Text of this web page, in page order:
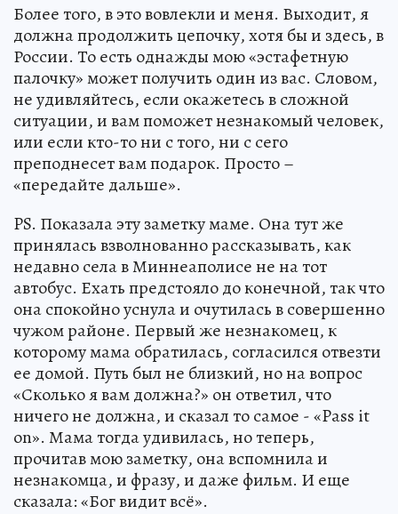
Более того, в это вовлекли и меня. Выходит, я
должна продолжить цепочку, хотя бы и здесь, в
России. То есть однажды мою «эстафетную
палочку» может получить один из вас. Словом,
не удивляйтесь, если окажетесь в сложной
ситуации, и вам поможет незнакомый человек,
или если кто-то ни с того, ни с сего
преподнесет вам подарок. Просто –
«передайте дальше».
PS. Показала эту заметку маме. Она тут же
принялась взволнованно рассказывать, как
недавно села в Миннеаполисе не на тот
автобус. Ехать предстояло до конечной, так что
она спокойно уснула и очутилась в совершенно
чужом районе. Первый же незнакомец, к
которому мама обратилась, согласился отвезти
ее домой. Путь был не близкий, но на вопрос
«Сколько я вам должна?» он ответил, что
ничего не должна, и сказал то самое - «Pass it
on». Мама тогда удивилась, но теперь,
прочитав мою заметку, она вспомнила и
незнакомца, и фразу, и даже фильм. И еще
сказала: «Бог видит всё».